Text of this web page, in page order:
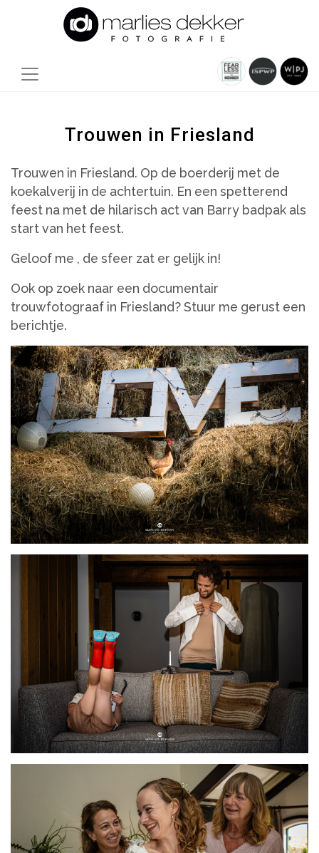
Trouwen in Friesland
Trouwen in Friesland. Op de boerderij met de
koekalverij in de achtertuin. En een spetterend
feest na met de hilarisch act van Barry badpak als
start van het feest.
Geloof me , de sfeer zat er gelijk in!
Ook op zoek naar een documentair
trouwfotograaf in Friesland? Stuur me gerust een
berichtje.